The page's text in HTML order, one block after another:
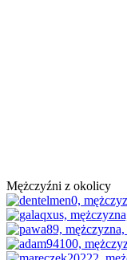
Mężczyźni z okolicy